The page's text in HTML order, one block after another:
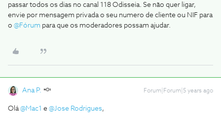
passar todos os dias no canal 118 Odisseia. Se não quer ligar,
envie por mensagem privada o seu numero de cliente ou NIF para
o @Fórum para que os moderadores possam ajudar.
Ana P. Forum|Forum|5 years ago
Olá@Mac1 e @Jose Rodrigues,